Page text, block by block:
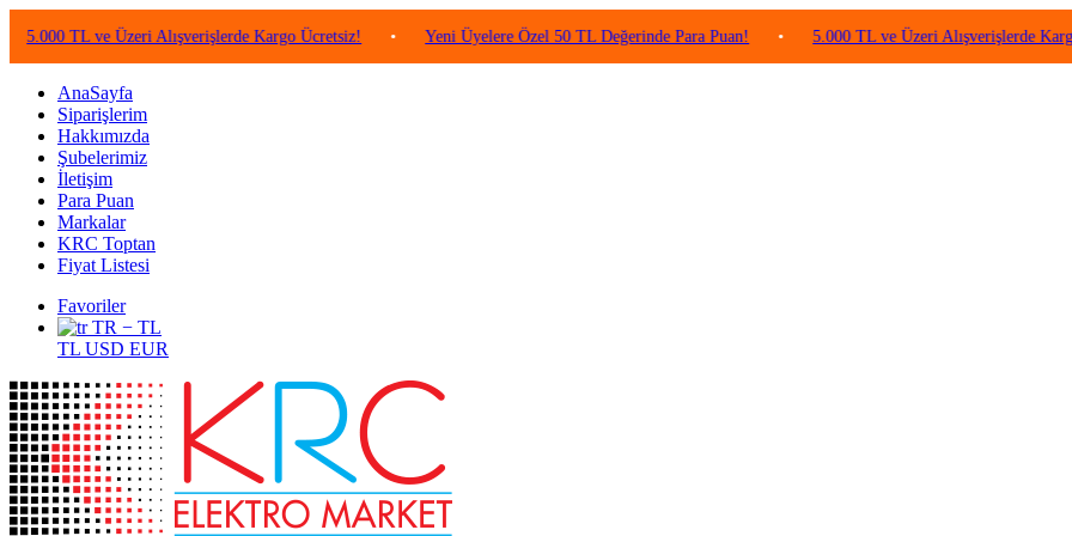
TL ve Üzeri Alışverişlerde Kargo Ücretsiz! • Yeni Üyelere Özel 50 TL Değerinde Para Puan! • 5.000 TL ve Üzeri Alışverişlerde Kargo
AnaSayfa
Siparişlerim
Hakkımızda
Şubelerimiz
İletişim
Para Puan
Markalar
KRC Toptan
Fiyat Listesi
Favoriler
TR − TL
TL USD EUR